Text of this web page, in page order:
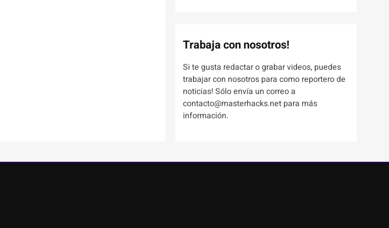
Trabaja con nosotros!
Si te gusta redactar o grabar videos, puedes
trabajar con nosotros para como reportero de
noticias! Sólo envía un correo a
contacto@masterhacks.net para más
información.